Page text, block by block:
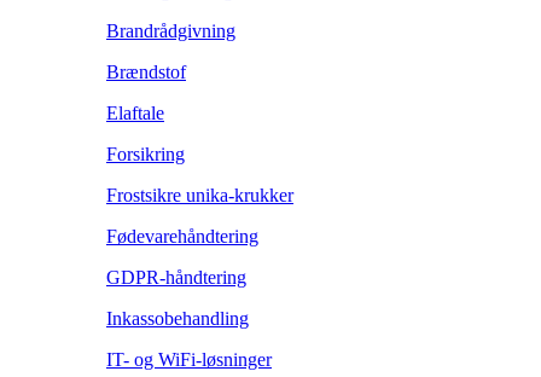
Brandrådgivning
Brændstof
Elaftale
Forsikring
Frostsikre unika-krukker
Fødevarehåndtering
GDPR-håndtering
Inkassobehandling
IT- og WiFi-løsninger